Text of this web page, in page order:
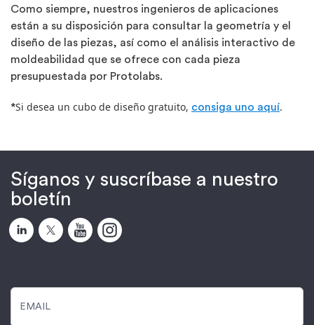
Como siempre, nuestros ingenieros de aplicaciones
están a su disposición para consultar la geometría y el
diseño de las piezas, así como el análisis interactivo de
moldeabilidad que se ofrece con cada pieza
presupuestada por Protolabs.
*Si desea un cubo de diseño gratuito, consiga uno aquí.
Síganos y suscríbase a nuestro
boletín